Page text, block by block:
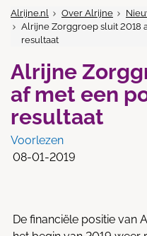
Alrijne.nl Over Alrijne
Alrijne Zorggroep sluit 2018
resultaat
Alrijne
af met een
resultaat
Voorlezen
08-01-2019
De financiële positie van